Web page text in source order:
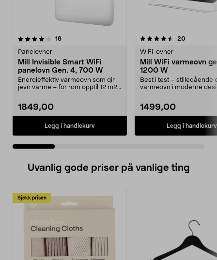
18anmeldelser
Panelovner
Mill Invisible Smart WiFi
panelovn Gen. 4, 700 W
Energieffektiv varmeovn som gir
jevn varme – for rom opptil 12 m2.
1849,00
Legg i handlekurv
4.5 av 5 stjerner 20
WiFi-ovner
Mill WiFi varmeovn
1200 W
Best i test – stillegående
varmeovn i moderne
1499,00
Legg i handlekurv
4.0 av 5 stjerner
Uvanlig gode priser på vanlige ting
Sjekk prisen